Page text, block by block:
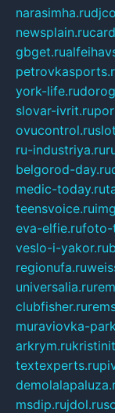
narasimha.ru
newsplain.ru
gbget.ru
york-life.ru
slovar-ivrit.ru
ovucontrol.ru
ru-industriya.ru
belgorod-day.ru
medic-today.ru
teensvoice.ru
eva-elfie.rufoto-
veslo-i-yakor.ru
regionufa.ru
universalia.ru
clubfisher.ru
muraviovka-
arkrym.ru
textexperts.ru
msdip.rujdol.ru